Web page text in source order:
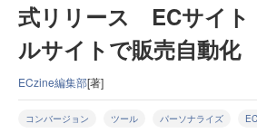
式リリース ECサイト
ルサイトで販売自動化
ECzine編集部[著]
コンバージョン ツール パーソナライズ